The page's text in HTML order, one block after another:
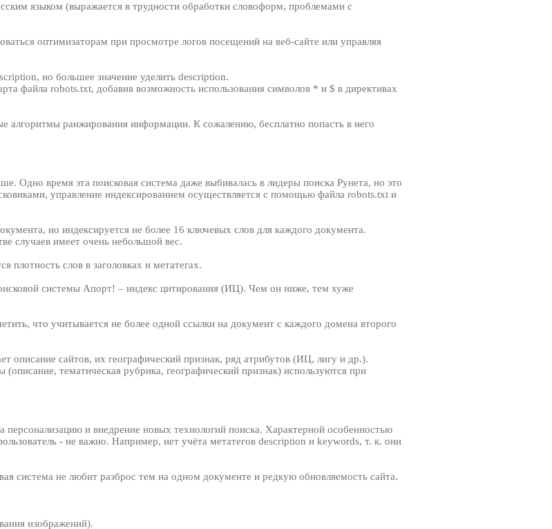
языком (выражается в трудности обработки словоформ, проблемами с
оптимизаторам при просмотре логов посещений на веб-сайте или управляя
но большее значение уделить description.
файла robots.txt, добавив возможность использования символов * и $ в директивах
алгоритмы ранжирования информации. К сожалению, бесплатно попасть в него
Одно время эта поисковая система даже выбивалась в лидеры поиска Рунета, но это
управление индексированием осуществляется с помощью файла robots.txt и
но индексируется не более 16 ключевых слов для каждого документа.
случаев имеет очень небольшой вес.
плотность слов в заголовках и метатегах.
системы Апорт! – индекс цитирования (ИЦ). Чем он ниже, тем хуже
что учитывается не более одной ссылки на документ с каждого домена второго
описание сайтов, их географический признак, ряд атрибутов (ИЦ, лигу и др.).
тематическая рубрика, географический признак) используются при
и внедрение новых технологий поиска. Характерной особенностью
- не важно. Например, нет учёта метатегов description и keywords, т. к. они
система не любит разброс тем на одном документе и редкую обновляемость сайта.
изображений).